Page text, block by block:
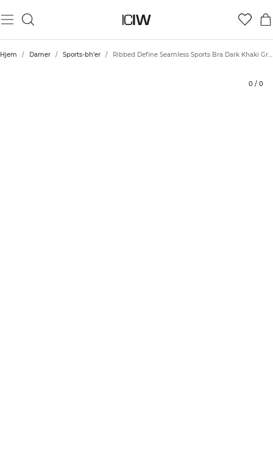
Hjem / Damer / Sports-bh'er / Ribbed Define Seamless Sports Bra Dark Khaki Green
0 / 0